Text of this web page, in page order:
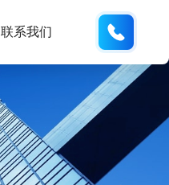
联系我们